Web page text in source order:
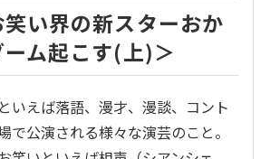
い界の新スターおか
ーム起こす(上)＞
いえば落語、漫才、漫談、コント
で公演される様々な演芸のこと。